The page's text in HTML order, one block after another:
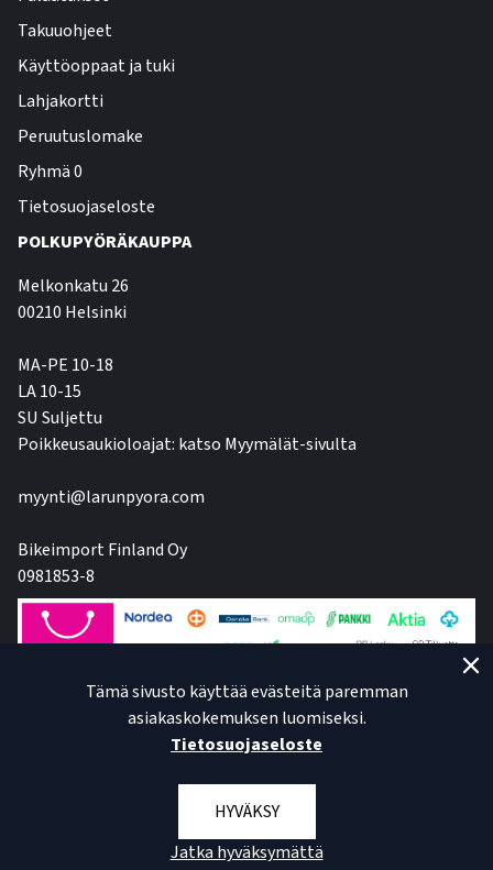
Takuuohjeet
Käyttöoppaat ja tuki
Lahjakortti
Peruutuslomake
Ryhmä 0
Tietosuojaseloste
POLKUPYÖRÄKAUPPA
Melkonkatu 26
00210 Helsinki
MA-PE 10-18
LA 10-15
SU Suljettu
Poikkeusaukioloajat: katso Myymälät-sivulta
myynti@larunpyora.com
Bikeimport Finland Oy
0981853-8
Tämä sivusto käyttää evästeitä paremman
asiakaskokemuksen luomiseksi.
Tietosuojaseloste
HYVÄKSY
Jatka hyväksymättä